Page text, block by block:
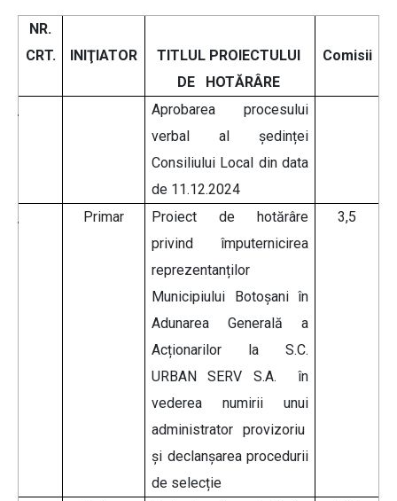
NR.
CRT.
INIŢIATOR
TITLUL PROIECTULUI
DE HOTĂRÂRE
Comisii
Aprobarea procesului
verbal al ședinței
Consiliului Local din data
de 11.12.2024
Primar
Proiect de hotărâre
privind
împuternicirea
reprezentanților
Municipiului Botoșani în
Adunarea Generală a
Acționarilor la S.C.
URBAN SERV S.A. în
vederea numirii unui
administrator provizoriu
și declanșarea procedurii
de selecție
3,5